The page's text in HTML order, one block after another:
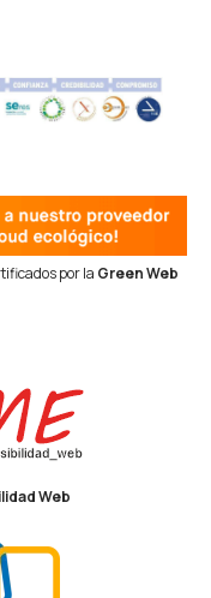
por la Green Web
Web